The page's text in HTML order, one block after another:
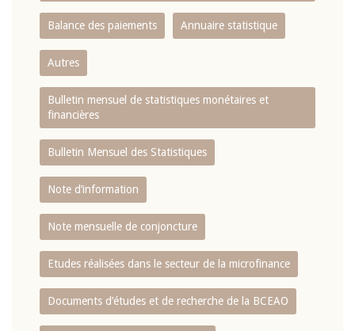
Balance des paiements Annuaire statistique
Autres
Bulletin mensuel de statistiques monétaires et
financières
Bulletin Mensuel des Statistiques
Note d’information
Note mensuelle de conjoncture
Etudes réalisées dans le secteur de la microfinance
Documents d’études et de recherche de la BCEAO